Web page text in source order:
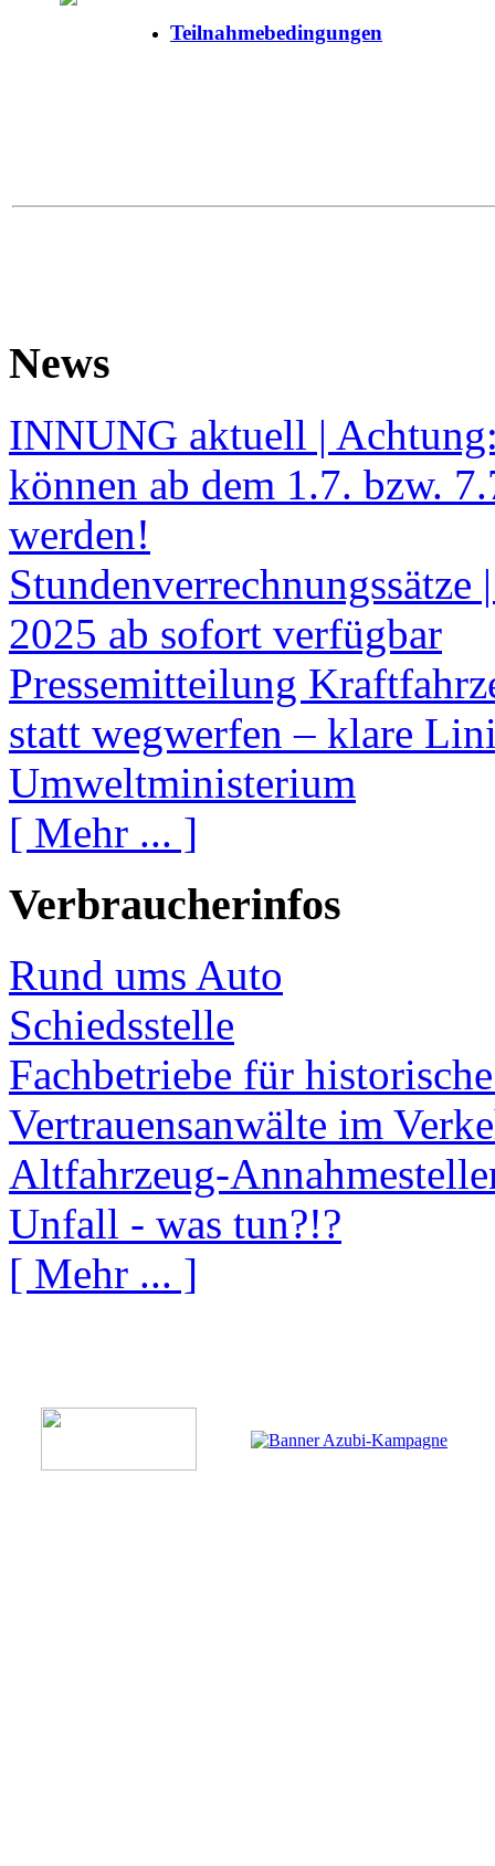
Teilnahmebedingungen
News
INNUNG aktuell |
können ab dem 1.7. bzw.
werden!
2025 ab sofort verfügbar
Pressemitteilung
statt wegwerfen – klare
Umweltministerium
[ Mehr ... ]
Verbraucherinfos
Rund ums Auto
Schiedsstelle
Fachbetriebe für
Vertrauensanwälte im
Altfahrzeug-
Unfall - was tun?!?
[ Mehr ... ]